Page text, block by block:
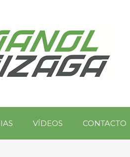
VÍDEOS CONTACTO